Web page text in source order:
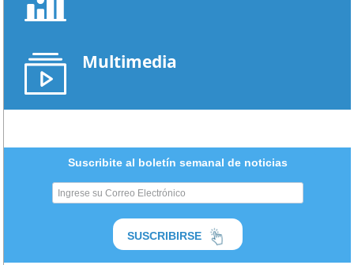
Multimedia
Suscribite al boletín semanal de noticias
SUSCRIBIRSE